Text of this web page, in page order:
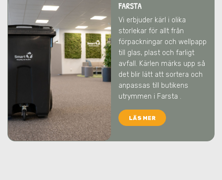
FARSTA
Vi erbjuder kärl i olika
storlekar för allt från
förpackningar och wellpapp
till glas, plast och farligt
avfall. Kärlen märks upp så
det blir lätt att sortera och
anpassas till butikens
utrymmen i Farsta .
LÄS MER